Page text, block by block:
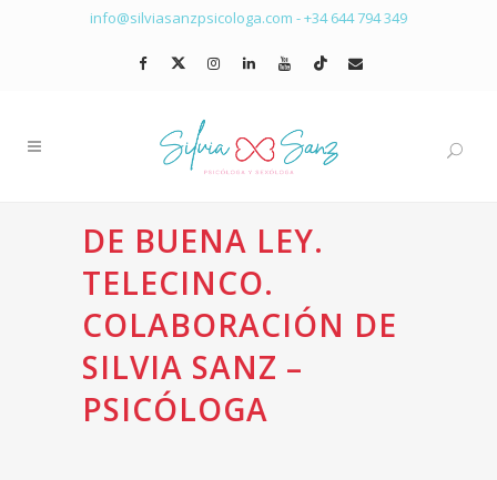
info@silviasanzpsicologa.com -+34 644 794 349
DE BUENA LEY.
TELECINCO.
COLABORACIÓN DE
SILVIA SANZ –
PSICÓLOGA